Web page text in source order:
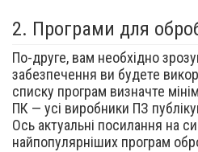
2. Програми для
По-друге, вам необхідно
забезпечення ви будете
списку програм визначте
ПК — усі виробники ПЗ
Ось актуальні посилання на
найпопулярніших програм